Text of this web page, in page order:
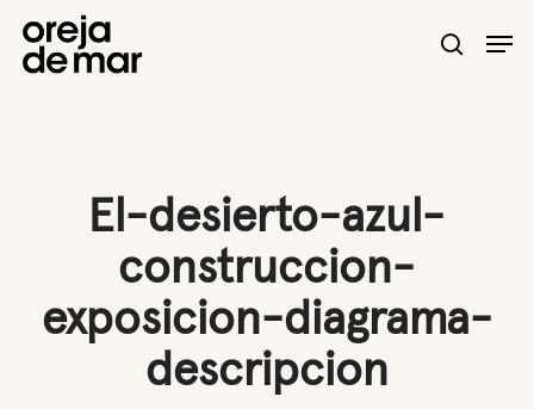
search
El-desierto-azul-
construccion-
exposicion-diagrama-
descripcion